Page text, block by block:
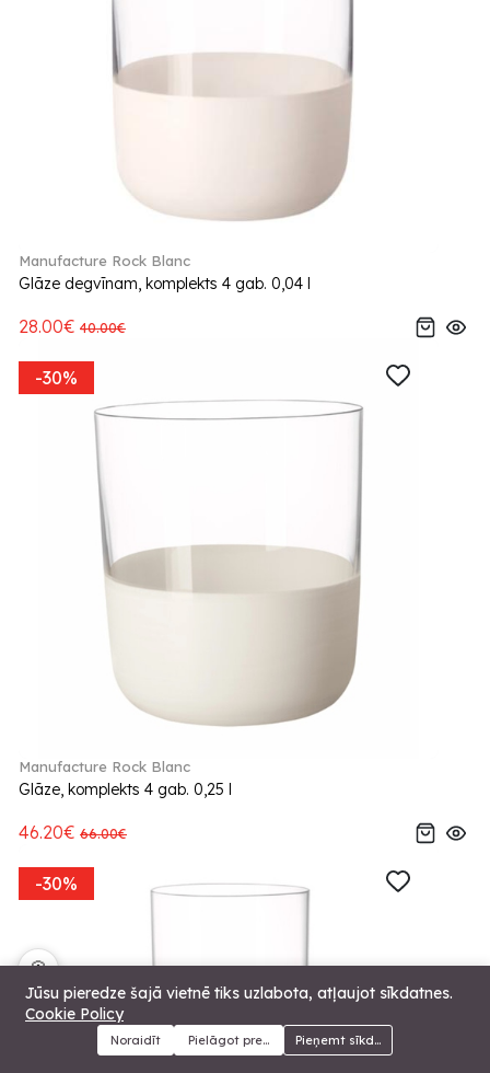
Menu Kategorijas Meklēt Grozs
Manufacture Rock Blanc
Glāze degvīnam, komplekts 4 gab. 0,04 l
28.00€ 40.00€
-30%
Manufacture Rock Blanc
Glāze, komplekts 4 gab. 0,25 l
46.20€ 66.00€
-30%
Jūsu pieredze šajā vietnē tiks uzlabota, atļaujot sīkdatnes.
Cookie Policy
Noraidīt Pielāgot preferencesPieņemt sīkdatnes
🍪